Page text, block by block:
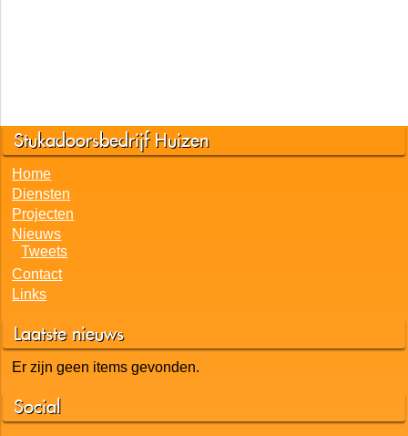
Stukadoorsbedrijf Huizen
Home
Diensten
Projecten
Nieuws
Tweets
Contact
Links
Laatste nieuws
Er zijn geen items gevonden.
Social